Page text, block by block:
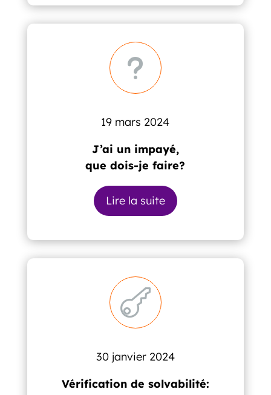
u
19 mars 2024
J’ai un impayé,
que dois-je faire?
Lire la suite

30 janvier 2024
Vérification de solvabilité: